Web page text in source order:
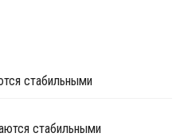
стабильными
стабильными